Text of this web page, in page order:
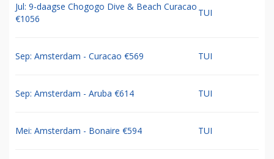
Jul: 9-daagse Chogogo Dive & Beach Curacao
€1056
TUI
Sep: Amsterdam - Curacao €569 TUI
Sep: Amsterdam - Aruba €614 TUI
Mei: Amsterdam - Bonaire €594 TUI